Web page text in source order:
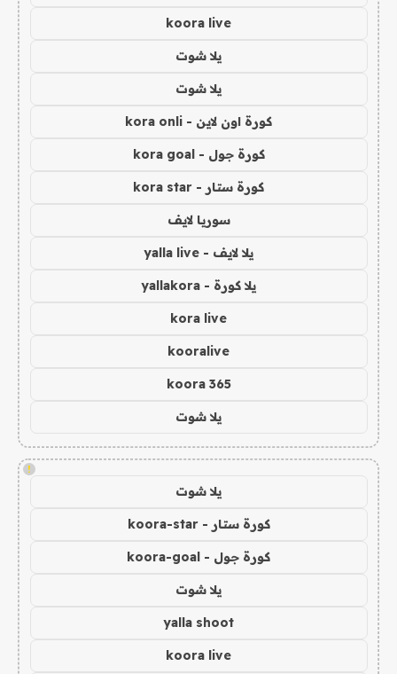
koora live
يلا شوت
يلا شوت
كورة اون لاين - kora onli
كورة جول - kora goal
كورة ستار - kora star
سوريا لايف
يلا لايف - yalla live
يلا كورة - yallakora
kora live
kooralive
koora 365
يلا شوت
!
يلا شوت
كورة ستار - koora-star
كورة جول - koora-goal
يلا شوت
yalla shoot
koora live